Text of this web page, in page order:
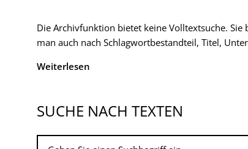
Die Archivfunktion bietet keine Volltextsuche.
man auch nach Schlagwortbestandteil, Titel,
Weiterlesen
SUCHE NACH TEXTEN